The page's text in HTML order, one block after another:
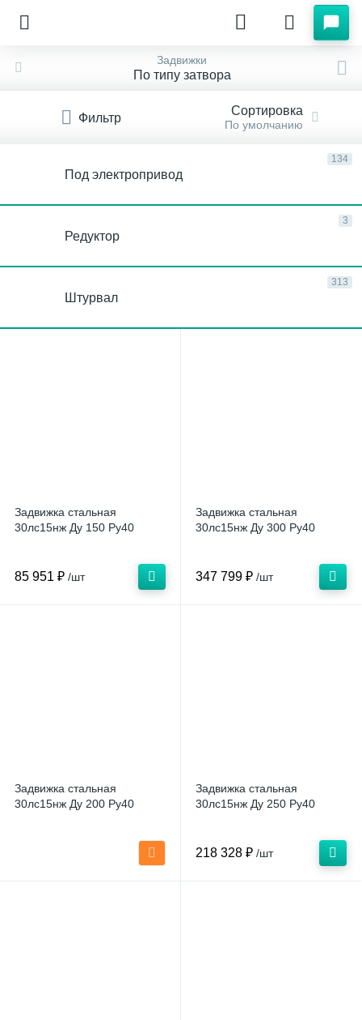
Задвижки
По типу затвора
Фильтр Сортировка
По умолчанию
134
Под электропривод
3
Редуктор
313
Штурвал
Задвижка стальная
30лс15нж Ду 150 Ру40
85 951 ₽ /шт
Задвижка стальная
30лс15нж Ду 300 Ру40
347 799 ₽ /шт
Задвижка стальная
30лс15нж Ду 200 Ру40
Задвижка стальная
30лс15нж Ду 250 Ру40
218 328 ₽ /шт